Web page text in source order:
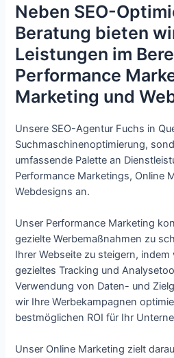
Neben SEO-
Beratung bieten
Leistungen im
Performance
Marketing und
Unsere SEO-Agentur Fuchs in
Suchmaschinenoptimierung,
umfassende Palette an
Performance Marketings, Online
Webdesigns an.
Unser Performance Marketing
gezielte Werbemaßnahmen zu
Ihrer Webseite zu steigern,
gezieltes Tracking und
Verwendung von Daten- und
wir Ihre Werbekampagnen
bestmöglichen ROI für Ihr
Unser Online Marketing zielt